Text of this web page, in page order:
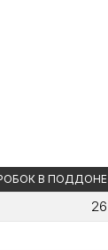
В ПОДДОНЕ
26